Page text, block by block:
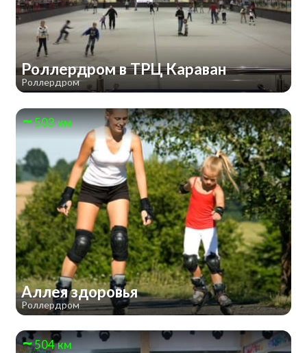
Роллердром в ТРЦ Караван
Роллердром
503 км
Аллея здоровья
Роллердром
504 км